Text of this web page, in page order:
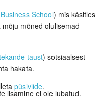
School) mis käsitles
mõned olulisemad
taust) sotsiaalsest
hakata.
püsiviide.
lisamine ei ole lubatud.